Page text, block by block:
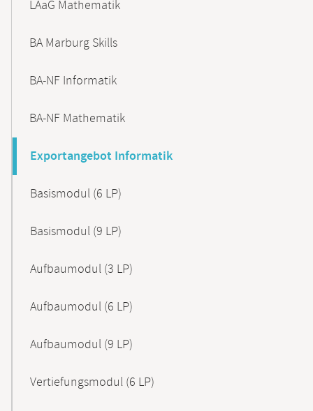
LAaG Mathematik
BA Marburg Skills
BA-NF Informatik
BA-NF Mathematik
Exportangebot Informatik
Basismodul (6 LP)
Basismodul (9 LP)
Aufbaumodul (3 LP)
Aufbaumodul (6 LP)
Aufbaumodul (9 LP)
Vertiefungsmodul (6 LP)